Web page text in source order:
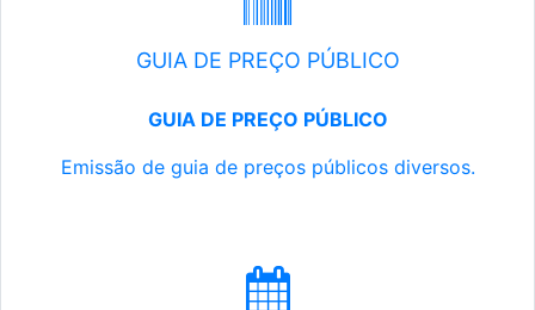
GUIA DE PREÇO PÚBLICO
GUIA DE PREÇO PÚBLICO
Emissão de guia de preços públicos diversos.